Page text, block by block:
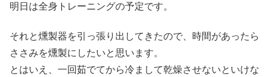
明日は全身トレーニングの予定です。
それと燻製器を引っ張り出してきたので、時間があったら
ささみを燻製にしたいと思います。
とはいえ、一回茹でてから冷まして乾燥させないといけな